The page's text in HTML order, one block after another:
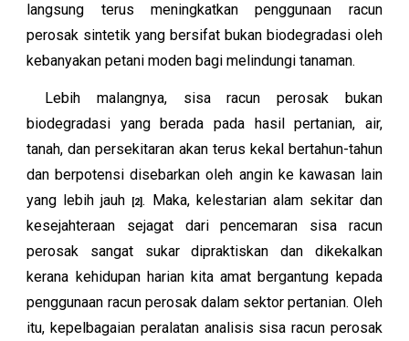
langsung terus meningkatkan penggunaan racun
perosak sintetik yang bersifat bukan biodegradasi oleh
kebanyakan petani moden bagi melindungi tanaman.
Lebih malangnya, sisa racun perosak bukan
biodegradasi yang berada pada hasil pertanian, air,
tanah, dan persekitaran akan terus kekal bertahun-tahun
dan berpotensi disebarkan oleh angin ke kawasan lain
yang lebih jauh
[2]. Maka, kelestarian alam sekitar dan
kesejahteraan sejagat dari pencemaran sisa racun
perosak sangat sukar dipraktiskan dan dikekalkan
kerana kehidupan harian kita amat bergantung kepada
penggunaan racun perosak dalam sektor pertanian. Oleh
itu, kepelbagaian peralatan analisis sisa racun perosak